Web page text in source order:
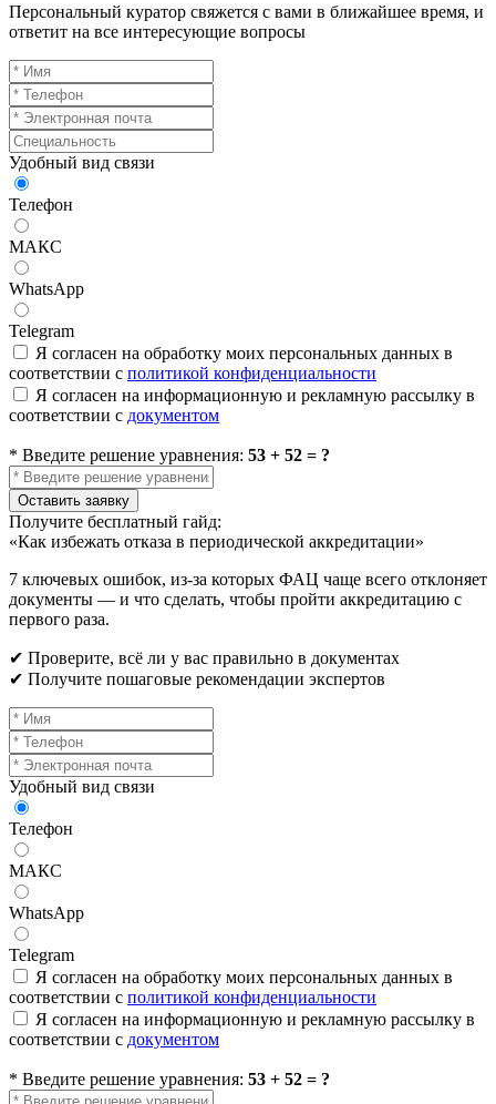
Персональный куратор свяжется с вами в ближайшее время, и
ответит на все интересующие вопросы
Удобный вид связи
Телефон
МАКС
WhatsApp
Telegram
Я согласен на обработку моих персональных данных в
соответствии с политикой конфиденциальности
Я согласен на информационную и рекламную рассылку в
соответствии с документом
* Введите решение уравнения: 53 + 52 = ?
Оставить заявку
Получите бесплатный гайд:
«Как избежать отказа в периодической аккредитации»
7 ключевых ошибок, из-за которых ФАЦ чаще всего отклоняет
документы — и что сделать, чтобы пройти аккредитацию с
первого раза.
✔ Проверите, всё ли у вас правильно в документах
✔ Получите пошаговые рекомендации экспертов
Удобный вид связи
Телефон
МАКС
WhatsApp
Telegram
Я согласен на обработку моих персональных данных в
соответствии с политикой конфиденциальности
Я согласен на информационную и рекламную рассылку в
соответствии с документом
* Введите решение уравнения: 53 + 52 = ?